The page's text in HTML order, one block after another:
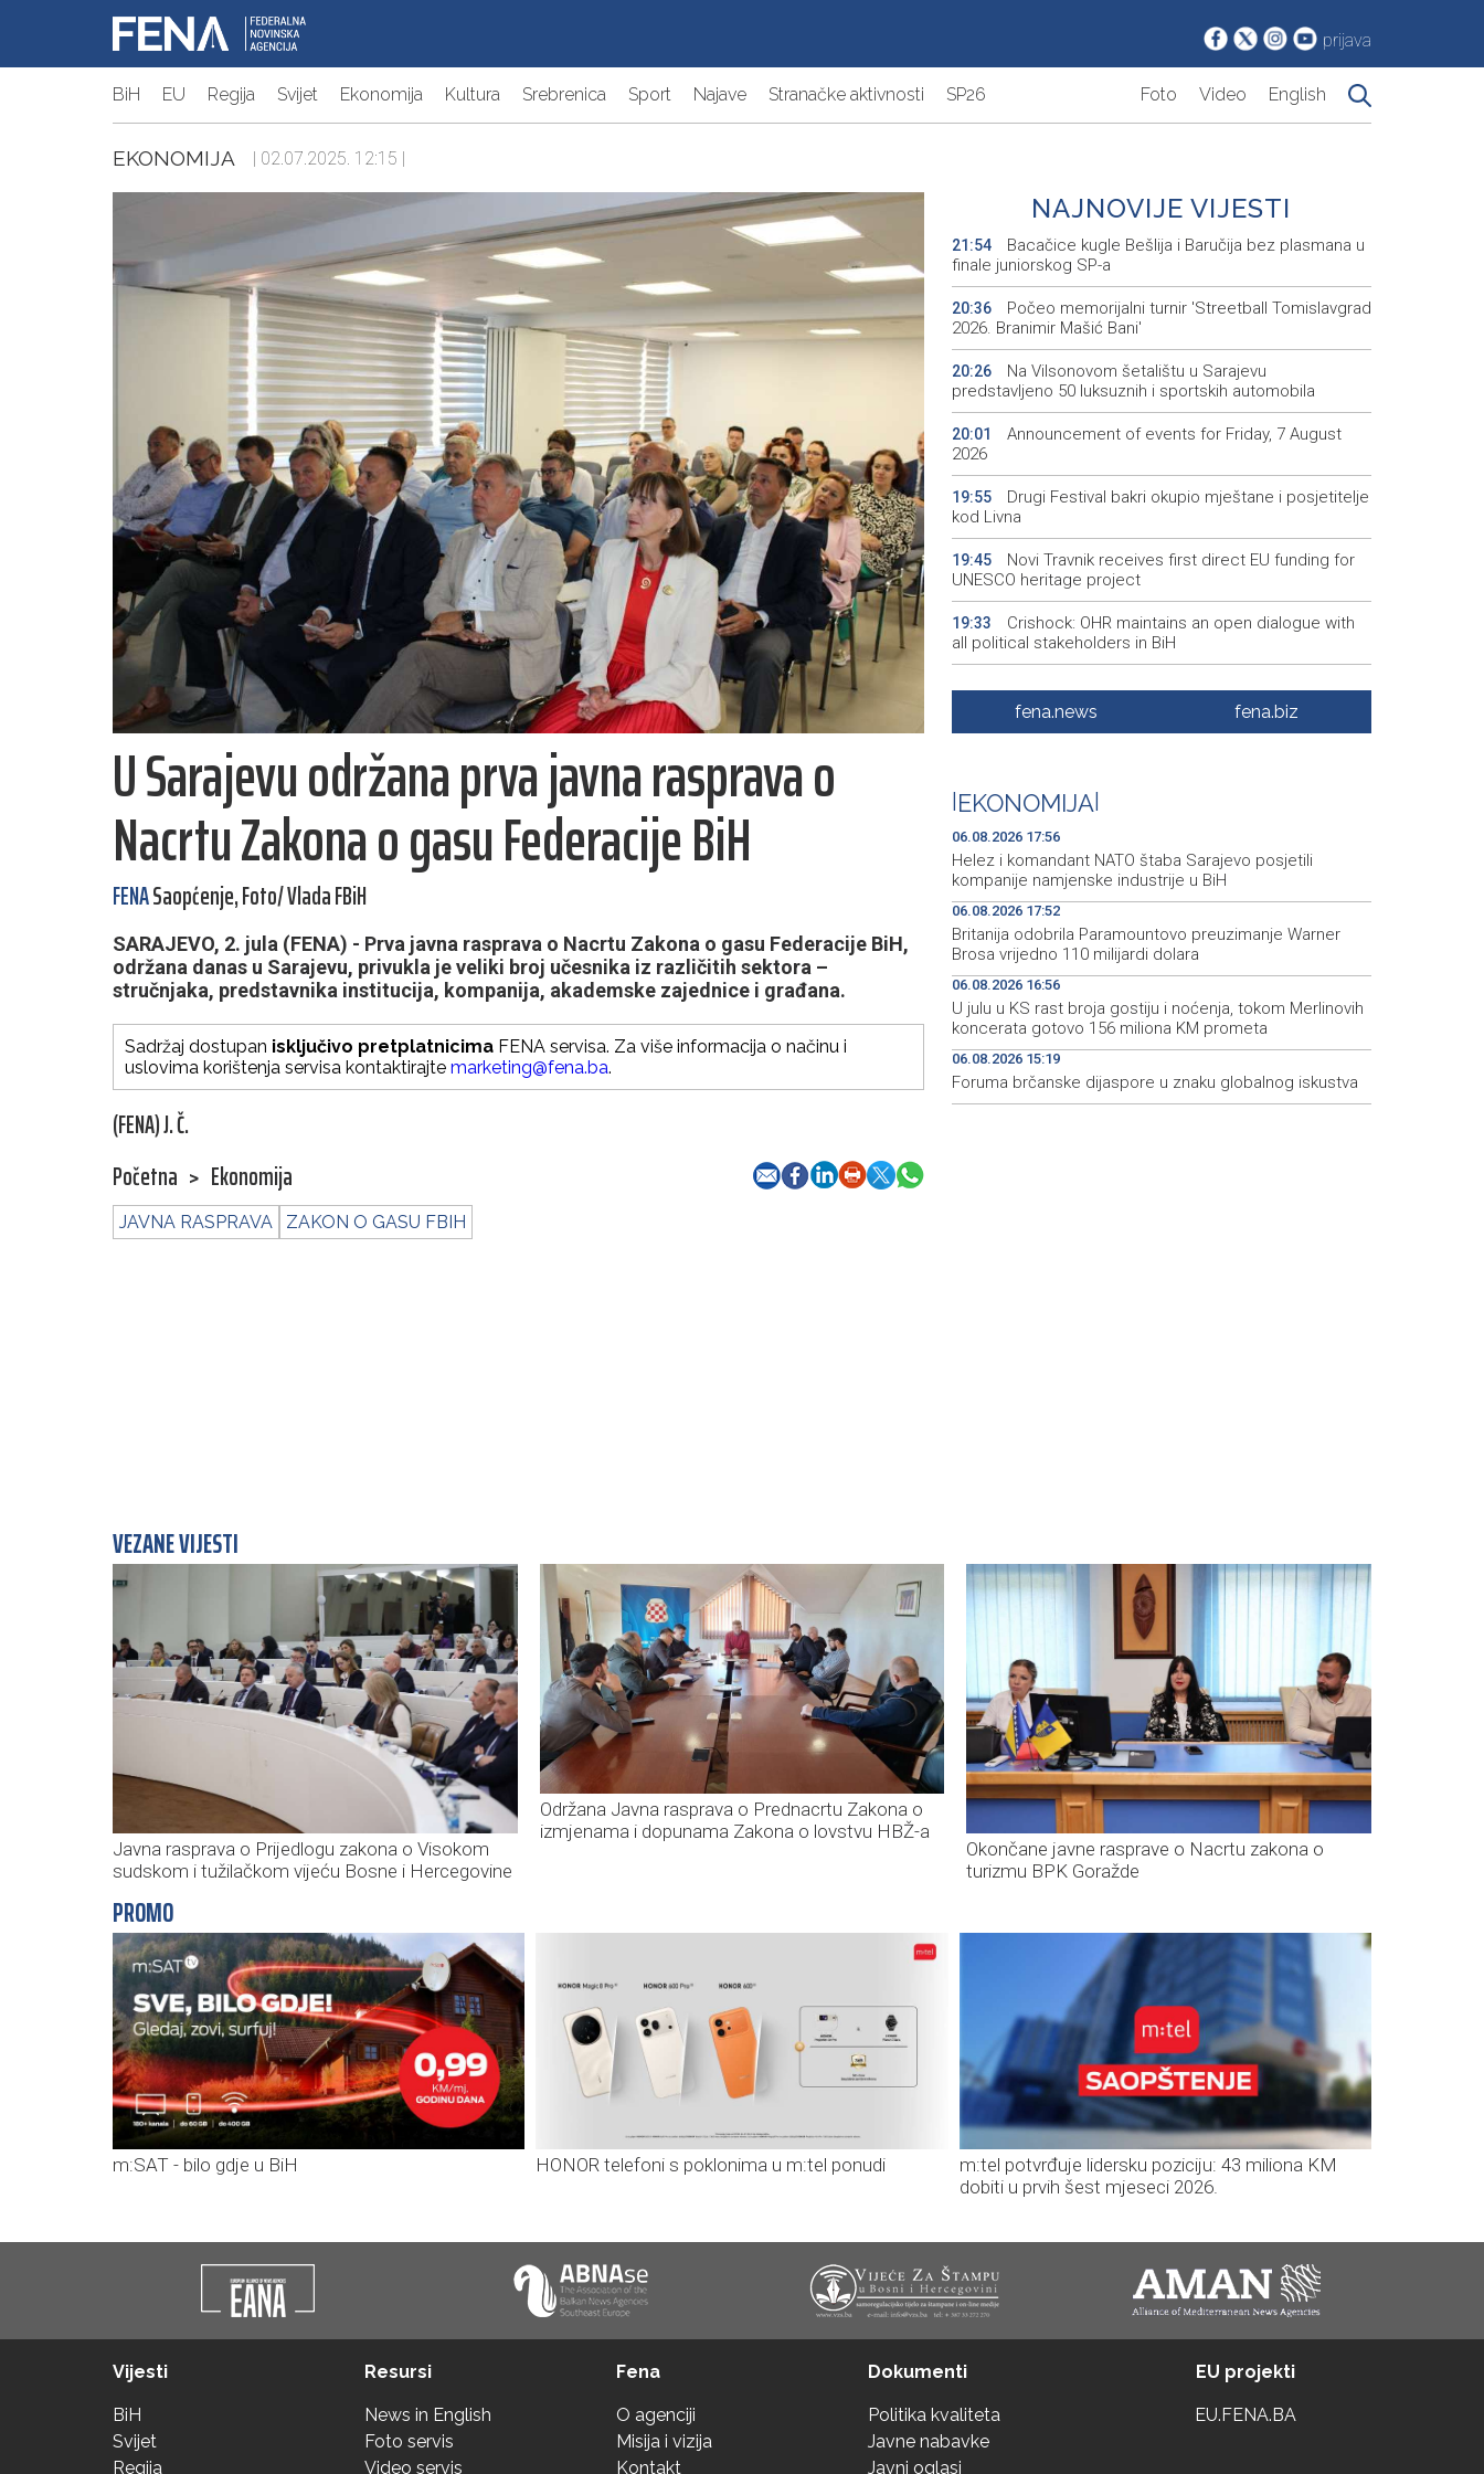
prijava
BiH EU Regija Svijet Ekonomija Kultura Srebrenica Sport Najave Stranačke aktivnosti SP26 Foto Video English
EKONOMIJA | 02.07.2025. 12:15 |
U Sarajevu održana prva javna rasprava o
Nacrtu Zakona o gasu Federacije BiH
FENASaopćenje, Foto/ Vlada FBiH
SARAJEVO, 2. jula (FENA) - Prva javna rasprava o Nacrtu Zakona o gasu Federacije BiH,
održana danas u Sarajevu, privukla je veliki broj učesnika iz različitih sektora –
stručnjaka, predstavnika institucija, kompanija, akademske zajednice i građana.
Sadržaj dostupan isključivo pretplatnicima FENA servisa. Za više informacija o načinu i
uslovima korištenja servisa kontaktirajte marketing@fena.ba.
(FENA) J. Č.
Početna > Ekonomija
JAVNA RASPRAVA ZAKON O GASU FBIH
NAJNOVIJE VIJESTI
21:54
Bacačice kugle Bešlija i Baručija bez plasmana u
finale juniorskog SP-a
20:36
Počeo memorijalni turnir 'Streetball Tomislavgrad
2026. Branimir Mašić Bani'
20:26
Na Vilsonovom šetalištu u Sarajevu
predstavljeno 50 luksuznih i sportskih automobila
20:01
Announcement of events for Friday, 7 August
2026
19:55
Drugi Festival bakri okupio mještane i posjetitelje
kod Livna
19:45
Novi Travnik receives first direct EU funding for
UNESCO heritage project
19:33
Crishock: OHR maintains an open dialogue with
all political stakeholders in BiH
Velika nagrada Britanije ostaje u MotoGP
kalendaru do 2028. godine
19:27
Grad Novi Travnik prvi put izravno dobio sredstva
Europske unije
fena.news fena.biz
EKONOMIJA
06.08.2026 17:56
Helez i komandant NATO štaba Sarajevo posjetili
kompanije namjenske industrije u BiH
06.08.2026 17:52
Britanija odobrila Paramountovo preuzimanje Warner
Brosa vrijedno 110 milijardi dolara
06.08.2026 16:56
U julu u KS rast broja gostiju i noćenja, tokom Merlinovih
koncerata gotovo 156 miliona KM prometa
06.08.2026 15:19
Foruma brčanske dijaspore u znaku globalnog iskustva
VEZANE VIJESTI
Javna rasprava o Prijedlogu zakona o Visokom
sudskom i tužilačkom vijeću Bosne i Hercegovine
Održana Javna rasprava o Prednacrtu Zakona o
izmjenama i dopunama Zakona o lovstvu HBŽ-a
Okončane javne rasprave o Nacrtu zakona o
turizmu BPK Goražde
PROMO
m:SAT - bilo gdje u BiH HONOR telefoni s poklonima u m:tel ponudi
m:tel potvrđuje lidersku poziciju: 43 miliona KM
dobiti u prvih šest mjeseci 2026.
Vijesti
BiH
Svijet
Regija
Resursi
News in English
Foto servis
Video servis
Fena
O agenciji
Misija i vizija
Kontakt
Dokumenti
Politika kvaliteta
Javne nabavke
Javni oglasi
EU projekti
EU.FENA.BA